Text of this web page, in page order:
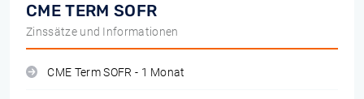
CME TERM SOFR
Zinssätze und Informationen
CME Term SOFR - 1 Monat